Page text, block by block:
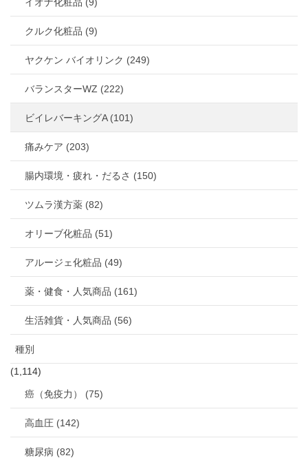
クルク化粧品 (9)
ヤクケン バイオリンク (249)
バランスターWZ (222)
ビイレバーキングA (101)
痛みケア (203)
腸内環境・疲れ・だるさ (150)
ツムラ漢方薬 (82)
オリーブ化粧品 (51)
アルージェ化粧品 (49)
薬・健食・人気商品 (161)
生活雑貨・人気商品 (56)
種別
(1,114)
癌（免疫力） (75)
高血圧 (142)
糖尿病 (82)